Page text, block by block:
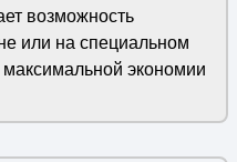
возможность
или на специальном
экономии